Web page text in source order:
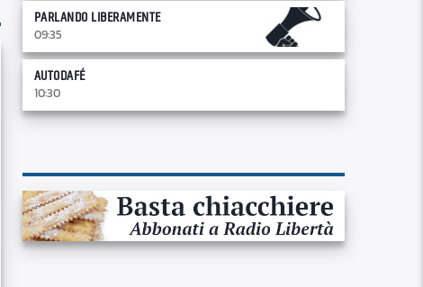
PARLANDO LIBERAMENTE
09:35
AUTODAFÉ
10:30